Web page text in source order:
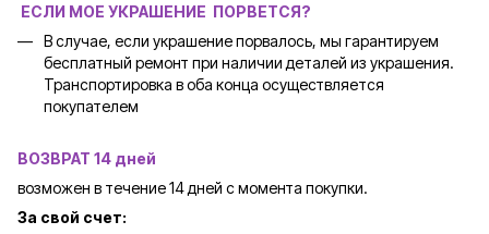
ЕСЛИ МОЕ УКРАШЕНИЕ ПОРВЕТСЯ?
В случае, если украшение порвалось, мы гарантируем
бесплатный ремонт при наличии деталей из украшения.
Транспортировка в оба конца осуществляется
покупателем
ВОЗВРАТ 14 дней
возможен в течение 14 дней с момента покупки.
За свой счет: